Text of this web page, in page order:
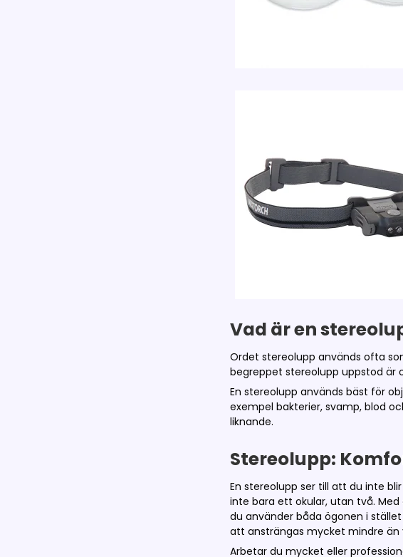
Vad är en
Ordet stereolupp används ofta
begreppet stereolupp uppstod är
En stereolupp används bäst för
exempel bakterier, svamp, blod
liknande.
Stereolupp:
En stereolupp ser till att du inte
inte bara ett okular, utan två.
du använder båda ögonen i
att ansträngas mycket mindre
Arbetar du mycket eller